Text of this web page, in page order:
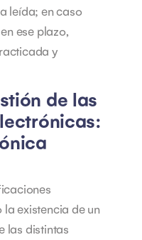
leída; en caso
ese plazo,
y
de las
existencia de un
las distintas